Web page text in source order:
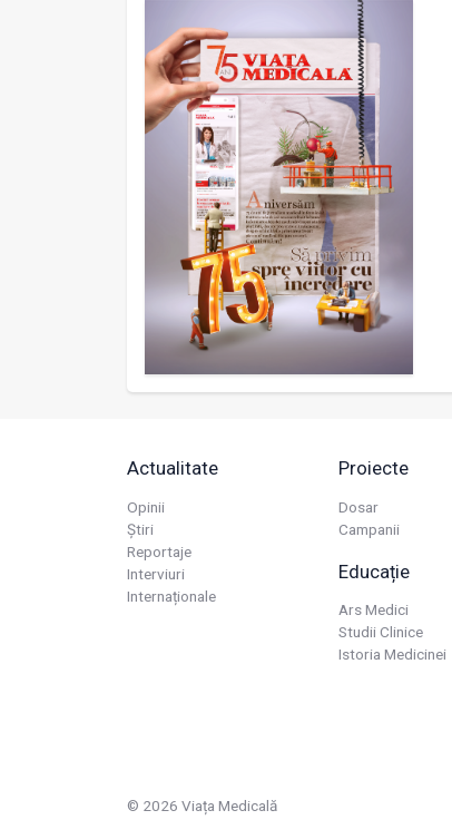
Actualitate
Opinii
Știri
Reportaje
Interviuri
Internaționale
Proiecte
Dosar
Campanii
Educație
Ars Medici
Studii Clinice
Istoria Medicinei
© 2026 Viața Medicală